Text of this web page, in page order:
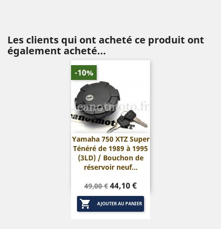
Les clients qui ont acheté ce produit ont
également acheté...
Yamaha 750 XTZ Super
Ténéré de 1989 à 1995
(3LD) / Bouchon de
réservoir neuf...
Prix
de
base
49,00 € Prix
44,10 €
 AJOUTER AU PANIER
-10%